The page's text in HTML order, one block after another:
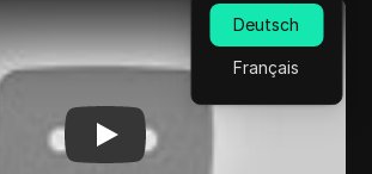
Deutsch
Français
lässt mich Facebook nicht in mein